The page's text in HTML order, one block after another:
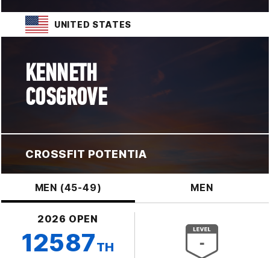
UNITED STATES
KENNETH
COSGROVE
CROSSFIT POTENTIA
MEN (45-49) MEN
2026 OPEN
12587TH